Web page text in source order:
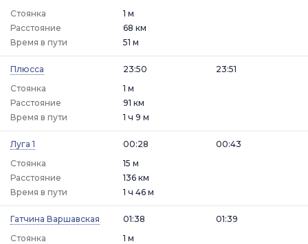
Стоянка
1 м
Расстояние
68 км
Время в пути
51 м
Плюсса
23:50
Стоянка
1 м
23:51
Расстояние
91 км
Время в пути
1 ч 9 м
Луга 1
00:28
Стоянка
15 м
00:43
Расстояние
136 км
Время в пути
1 ч 46 м
Гатчина Варшавская
01:38
Стоянка
1 м
01:39